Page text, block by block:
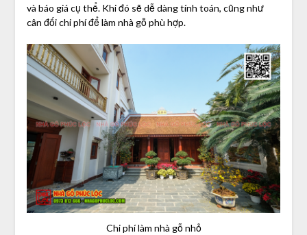
và báo giá cụ thể. Khi đó sẽ dễ dàng tính toán, cũng như
cân đối chi phí để làm nhà gỗ phù hợp.
Chi phí làm nhà gỗ nhỏ